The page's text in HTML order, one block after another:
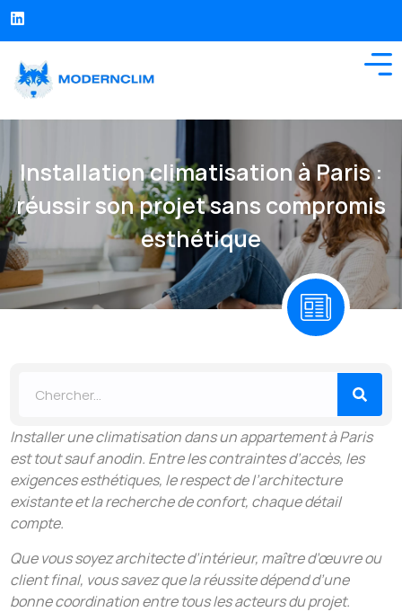
Installation climatisation à Paris :
réussir son projet sans compromis
esthétique
Installer une climatisation dans un appartement à Paris
est tout sauf anodin. Entre les contraintes d’accès, les
exigences esthétiques, le respect de l’architecture
existante et la recherche de confort, chaque détail
compte.
Que vous soyez architecte d’intérieur, maître d’œuvre ou
client final, vous savez que la réussite dépend d’une
bonne coordination entre tous les acteurs du projet.